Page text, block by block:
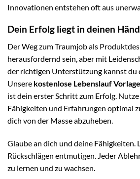
Innovationen entstehen oft aus
Dein Erfolg liegt in deinen
Der Weg zum Traumjob als
herausfordernd sein, aber mit
der richtigen Unterstützung kannst du
Unsere kostenlose Lebenslauf
ist dein erster Schritt zum Erfolg. Nutze
Fähigkeiten und Erfahrungen optimal
dich von der Masse abzuheben.
Glaube an dich und deine Fähigkeiten.
Rückschlägen entmutigen. Jeder
zu lernen und zu wachsen.